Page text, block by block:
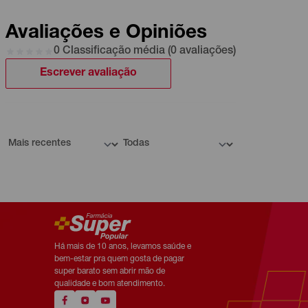
Avaliações e Opiniões
0 Classificação média (0 avaliações)
Escrever avaliação
Há mais de 10 anos, levamos saúde e
bem-estar pra quem gosta de pagar
super barato sem abrir mão de
qualidade e bom atendimento.